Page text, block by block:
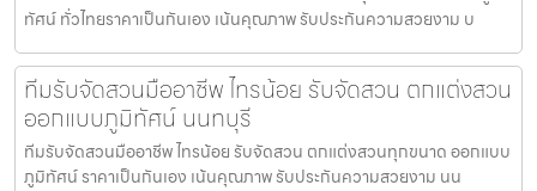
ทัศน์ ทั่วไทยราคาเป็นกันเอง เน้นคุณภาพ รับประกันความสวยงาม บ
ทีมรับจัดสวนมืออาชีพ ไทรน้อย รับจัดสวน ตกแต่งสวน
ออกแบบภูมิทัศน์ นนทบุรี
ทีมรับจัดสวนมืออาชีพ ไทรน้อย รับจัดสวน ตกแต่งสวนทุกขนาด ออกแบบ
ภูมิทัศน์ ราคาเป็นกันเอง เน้นคุณภาพ รับประกันความสวยงาม นน